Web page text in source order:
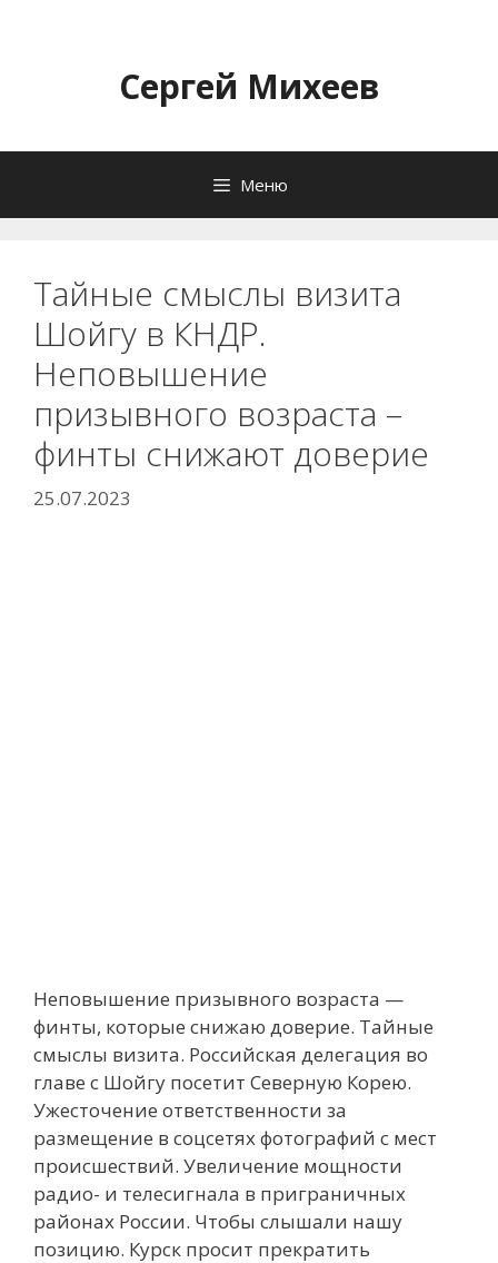
содержимомуСергей Михеев
Меню
Тайные смыслы визита
Шойгу в КНДР.
Неповышение
призывного возраста –
финты снижают доверие
25.07.2023
Неповышение призывного возраста —
финты, которые снижаю доверие. Тайные
смыслы визита. Российская делегация во
главе с Шойгу посетит Северную Корею.
Ужесточение ответственности за
размещение в соцсетях фотографий с мест
происшествий. Увеличение мощности
радио- и телесигнала в приграничных
районах России. Чтобы слышали нашу
позицию. Курск просит прекратить